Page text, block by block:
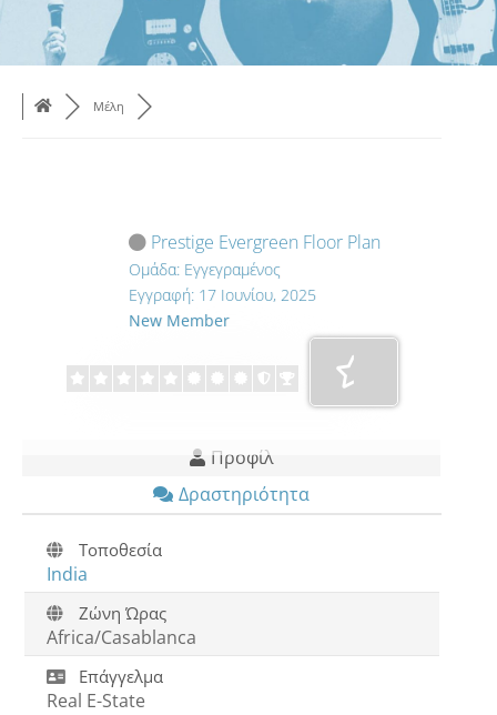
Μέλη
Prestige Evergreen Floor Plan
Ομάδα: Εγγεγραμένος
Εγγραφή: 17 Ιουνίου, 2025
New Member
Προφίλ
Δραστηριότητα
Τοποθεσία
India
Ζώνη Ώρας
Africa/Casablanca
Επάγγελμα
Real E-State